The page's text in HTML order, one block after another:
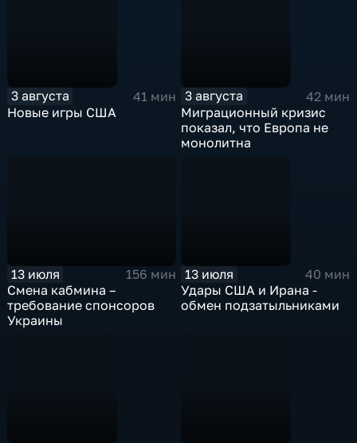
3 августа
41 мин
Новые игры США
3 августа
42 мин
Миграционный кризис
показал, что Европа не
монолитна
13 июля
156 мин
Смена кабмина –
требование спонсоров
Украины
13 июля
40 мин
Удары США и Ирана -
обмен подзатыльниками